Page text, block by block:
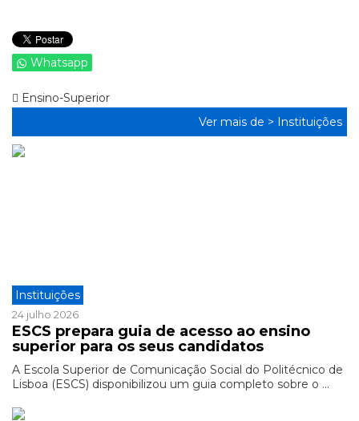
Whatsapp
Ensino-Superior
Ver mais de > Instituições
Instituições
24 julho 2026
ESCS prepara guia de acesso ao ensino
superior para os seus candidatos
A Escola Superior de Comunicação Social do Politécnico de
Lisboa (ESCS) disponibilizou um guia completo sobre o ...